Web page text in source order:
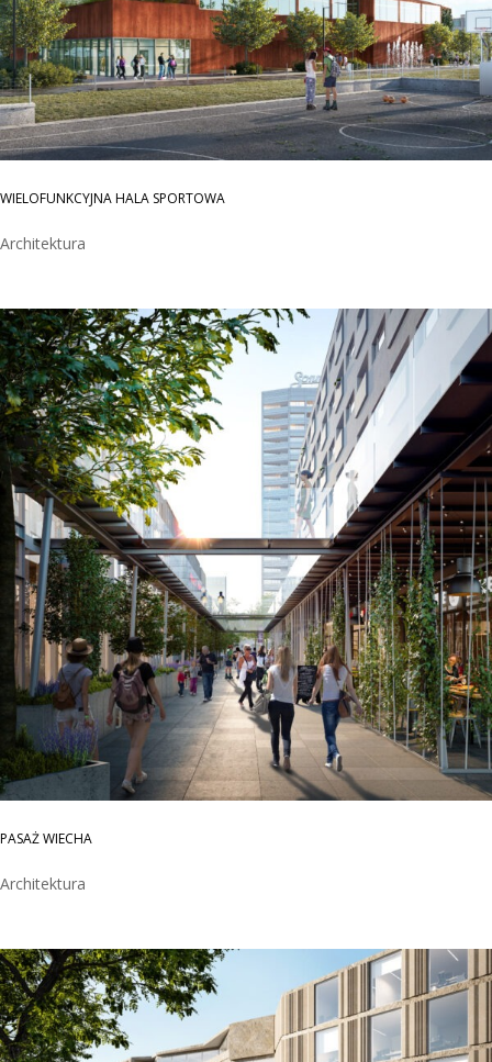
WIELOFUNKCYJNA HALA SPORTOWA
Architektura
PASAŻ WIECHA
Architektura